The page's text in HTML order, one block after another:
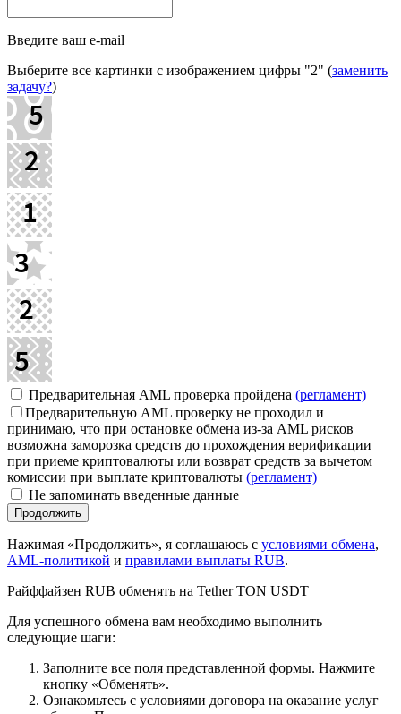
Введите ваш e-mail
Выберите все картинки с изображением цифры "2" (заменить
задачу?)
Предварительная AML проверка пройдена (регламент)
Предварительную AML проверку не проходил и
принимаю, что при остановке обмена из-за AML рисков
возможна заморозка средств до прохождения верификации
при приеме криптовалюты или возврат средств за вычетом
комиссии при выплате криптовалюты (регламент)
Не запоминать введенные данные
Нажимая «Продолжить», я соглашаюсь с условиями обмена,
AML-политикой и правилами выплаты RUB.
Paйффaйзeн RUB обменять на Tether TON USDT
Для успешного обмена вам необходимо выполнить
следующие шаги:
Заполните все поля представленной формы. Нажмите
кнопку «Обменять».
Ознакомьтесь с условиями договора на оказание услуг